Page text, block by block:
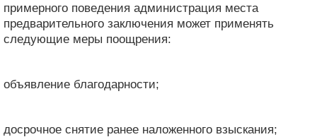
примерного поведения администрация места
предварительного заключения может применять
следующие меры поощрения:
объявление благодарности;
досрочное снятие ранее наложенного взыскания;